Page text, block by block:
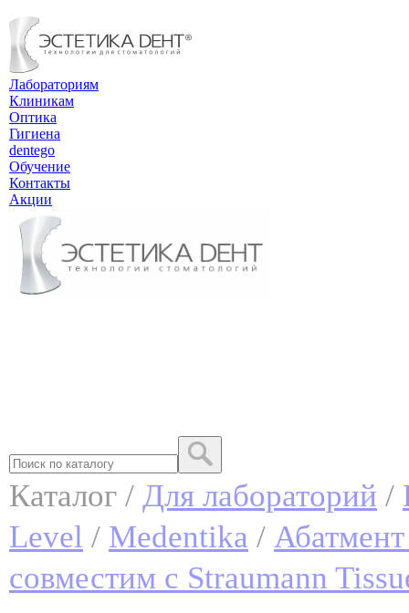
Лабораториям
Клиникам
Оптика
Гигиена
dentego
Обучение
Контакты
Акции
Каталог / Для лабораторий /
Level / Medentika /
совместим с Straumann